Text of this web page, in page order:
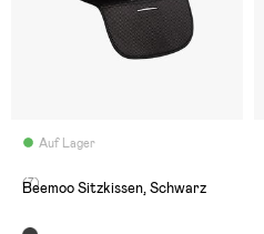
Auf Lager
(7)
Beemoo Sitzkissen, Schwarz